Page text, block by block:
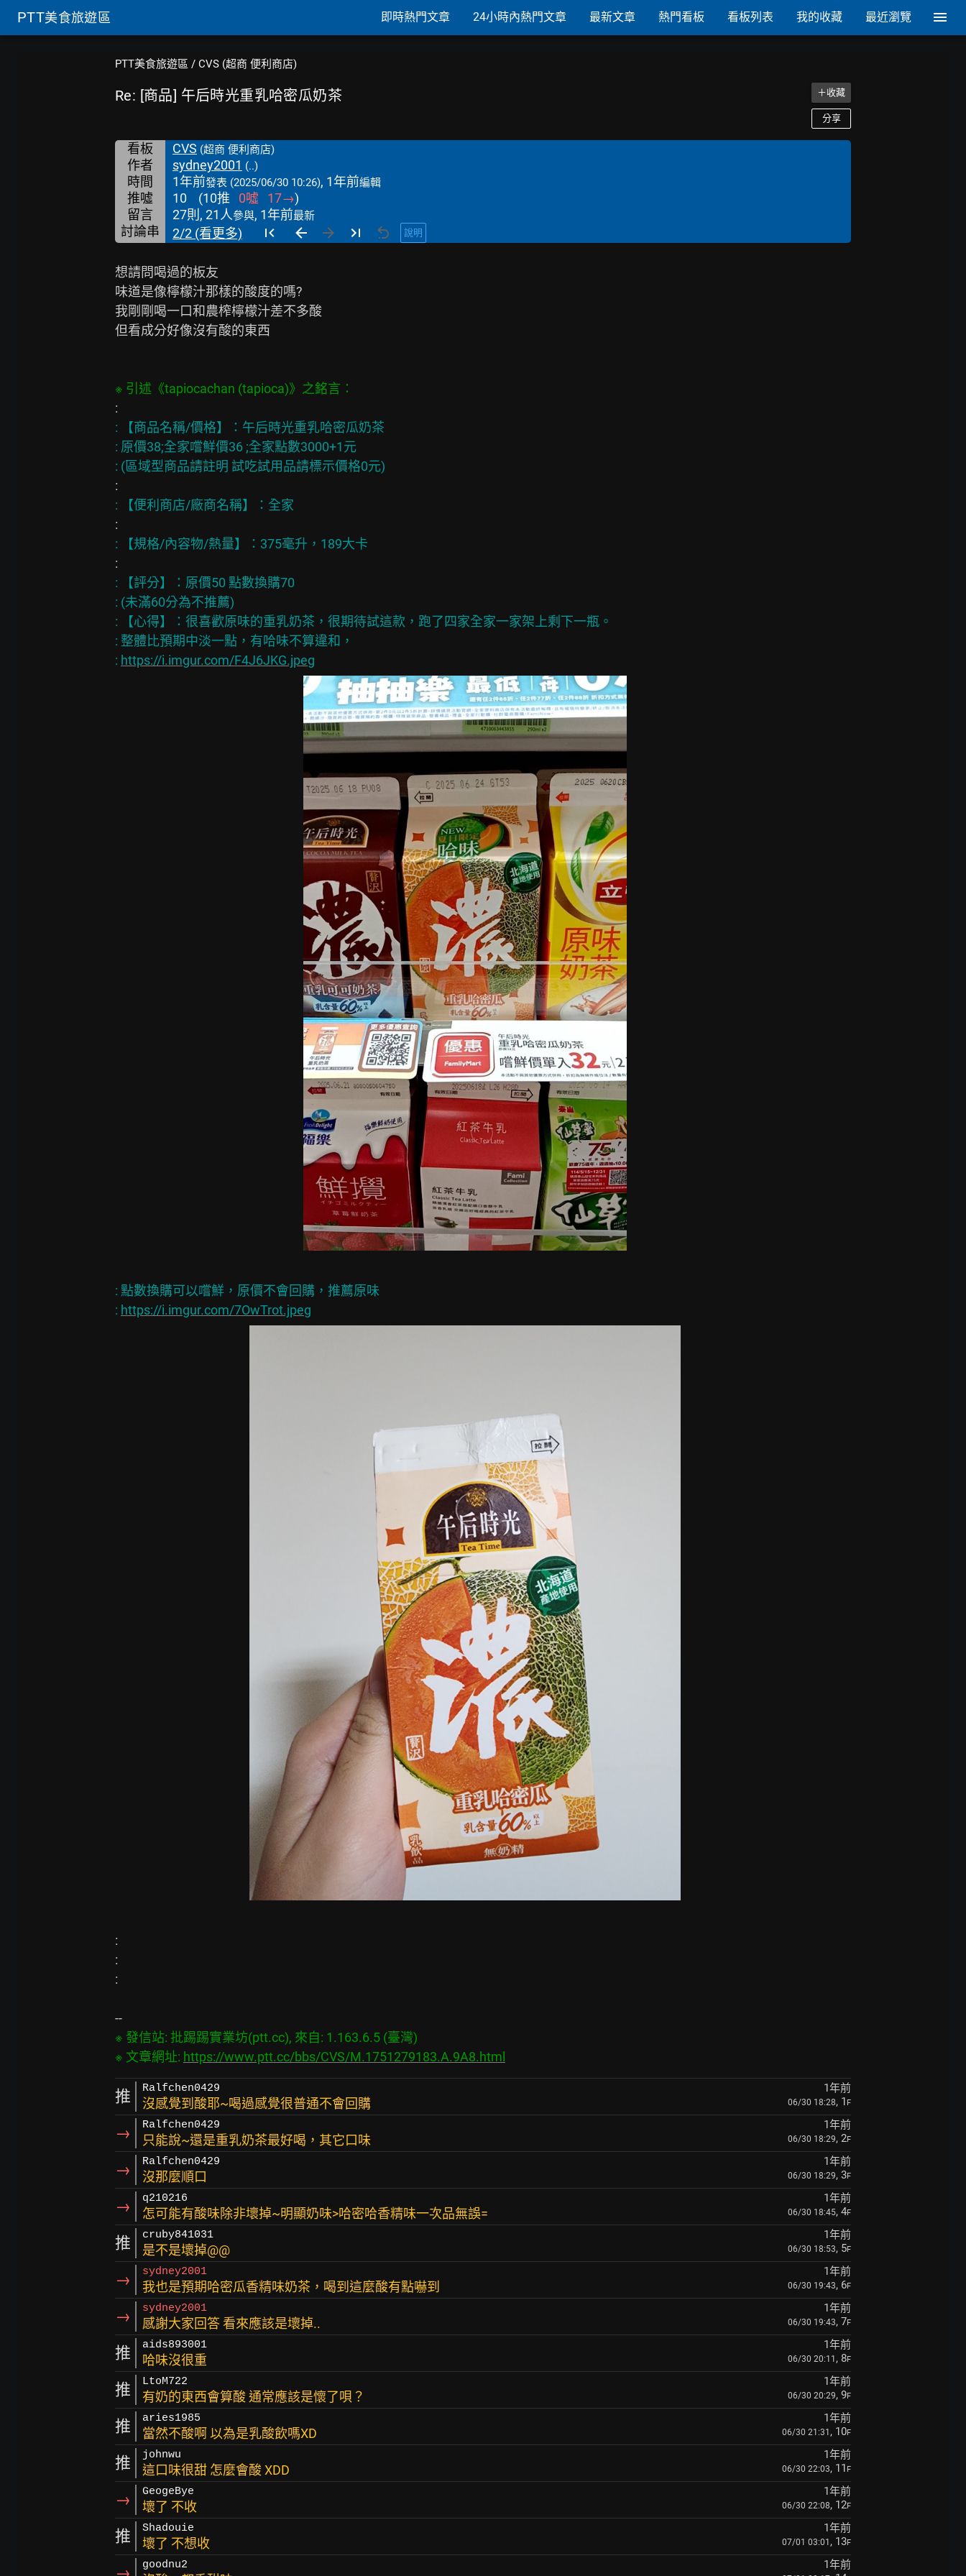
PTT美食旅遊區 即時熱門文章 24小時內熱門文章 最新文章 熱門看板 看板列表 我的收藏 最近瀏覽
PTT美食旅遊區 / CVS (超商 便利商店)
Re: [商品] 午后時光重乳哈密瓜奶茶 ＋收藏
分享
看板 CVS (超商 便利商店)
作者 sydney2001 (..)
時間 1年前發表 (2025/06/30 10:26), 1年前編輯
推噓 10 (10推 0噓 17→)
留言
27則, 21人參與, 1年前最新
討論串 2/2 (看更多) 說明
想請問喝過的板友
味道是像檸檬汁那樣的酸度的嗎?
我剛剛喝一口和農榨檸檬汁差不多酸
但看成分好像沒有酸的東西
: 【商品名稱/價格】：午后時光重乳哈密瓜奶茶
: 原價38;全家嚐鮮價36 ;全家點數3000+1元
: 【評分】：原價50 點數換購70
: (未滿60分為不推薦)
: 【心得】：很喜歡原味的重乳奶茶，很期待試這款，跑了四家全家一家架上剩下一瓶。
: 整體比預期中淡一點，有哈味不算違和，
: https://i.imgur.com/F4J6JKG.jpeg
: 點數換購可以嚐鮮，原價不會回購，推薦原味
: https://i.imgur.com/7OwTrot.jpeg
:
:
:
※ 發信站: 批踢踢實業坊(ptt.cc), 來自: 1.163.6.5 (臺灣)
※ 文章網址: https://www.ptt.cc/bbs/CVS/M.1751279183.A.9A8.html
推 Ralfchen0429 1年前
沒感覺到酸耶~喝過感覺很普通不會回購 06/30 18:28, 1 F
→ Ralfchen0429 1年前
只能說~還是重乳奶茶最好喝，其它口味 06/30 18:29, 2F
→ Ralfchen0429 1年前
沒那麼順口 06/30 18:29, 3F
→ q210216 1年前
怎可能有酸味除非壞掉~明顯奶味>哈密哈香精味一次品無誤= 06/30 18:45, 4F
推 cruby841031 1年前
是不是壞掉@@ 06/30 18:53, 5F
→ sydney2001 1年前
我也是預期哈密瓜香精味奶茶，喝到這麼酸有點嚇到 06/30 19:43, 6F
→ sydney2001 1年前
感謝大家回答 看來應該是壞掉.. 06/30 19:43, 7F
推 aids893001 1年前
哈味沒很重 06/30 20:11 , 8F
推 LtoM722 1年前
有奶的東西會算酸 通常應該是懷了唄？ 06/30 20:29, 9F
推 aries1985 1年前
當然不酸啊 以為是乳酸飲嗎XD 06/30 21:31 , 10F
推 johnwu 1年前
這口味很甜 怎麼會酸 XDD 06/30 22:03, 11 F
→ GeogeBye 1年前
壞了 不收 06/30 22:08, 12F
推 Shadouie 1年前
壞了 不想收 07/01 03:01 , 13F
goodnu2 1年前